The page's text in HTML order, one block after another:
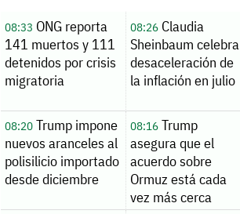
08:33 ONG reporta
141 muertos y 111
detenidos por crisis
migratoria
08:26Claudia
Sheinbaum celebra
desaceleración de
la inflación en julio
08:20 Trump impone
nuevos aranceles al
polisilicio importado
desde diciembre
08:16Trump
asegura que el
acuerdo sobre
Ormuz está cada
vez más cerca